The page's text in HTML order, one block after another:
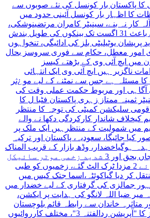
کا پاکستان بار کونسل کی نئے صوبوں سے
کا اظہار بار کونسل آئینی حدود میں
کار نہ بنے، سینیٹر کامران مرتضینوشکی،
سیکیورٹی خدشات کے باعث 31 اگست تک بینکوں کی طویل بندش
یوٹیلیٹی بلز کی ادائیگی، تنخواہوں
امور معطل، حکام سے فوری سروسز بحال
میں ایچ آئی وی کے بڑھتے کیسز
ناگزیر ہیں ایچ آئی وی ایک انتہائی
ہے جس سے نمٹنے کے لیے مو ¿ثر
آگاہی اور مربوط حکمت عملی وقت کی
ثمینہ ممتاز زہری پاکستان فٹبا ل کا
سلیکشن کمیٹی کی توجہ کا منتظر
کی انڈر 19 ٹیم کیخلاف شاندار کارکردگی دکھا نے والے
میں شمولیت کے منتظرہیں ایک ملک پر
کیا جائیگا، سعودیہ، پاکستان اور ترکیہ
ہوگیاخضدار، وڈھ بازار کے قریب المناک
ٹریفک حادثہ، 4 افراد جاں بحق اور 3 شدید زخمی موٹر سائیکل
سوار کو بچاتے ہوئے 2 مزدا ٹرک الٹ گئے، زخمیوں کو طبی
کر دیا گیاکوئٹہ،اسما جتک کیس میں
جمالزی کی گرفتاری کے لیے خضدار میں
میر ضیا اللہ لانگو کی ہدایت پر ایکشن،
متاثرہ خاندان سے رابطہ قائم بلوچستان
میں سیکیورٹی فورسز کا "آپریشن ردالفتنہ 3"، مختلف کارروائیوں